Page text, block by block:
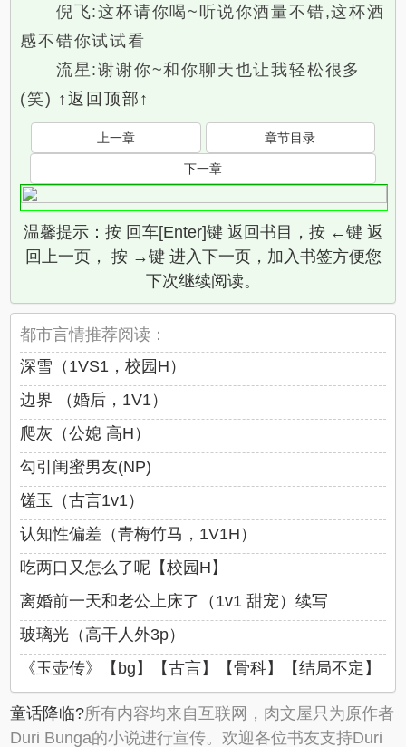
倪飞:这杯请你喝~听说你酒量不错,这杯酒
感不错你试试看
流星:谢谢你~和你聊天也让我轻松很多
(笑) ↑返回顶部↑
上一章 章节目录
下一章
温馨提示：按 回车[Enter]键 返回书目，按 ←键 返
回上一页， 按 →键 进入下一页，加入书签方便您
下次继续阅读。
都市言情推荐阅读：
深雪（1VS1，校园H）
边界 （婚后，1V1）
爬灰（公媳 高H）
勾引闺蜜男友(NP)
馐玉（古言1v1）
认知性偏差（青梅竹马，1V1H）
吃两口又怎么了呢【校园H】
离婚前一天和老公上床了（1v1 甜宠）续写
玻璃光（高干人外3p）
《玉壶传》【bg】【古言】【骨科】【结局不定】
童话降临?所有内容均来自互联网，肉文屋只为原作者
Duri Bunga的小说进行宣传。欢迎各位书友支持Duri